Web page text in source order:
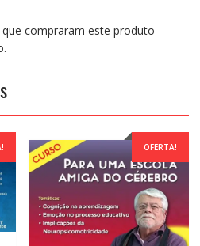
compraram este produto
OFERTA!